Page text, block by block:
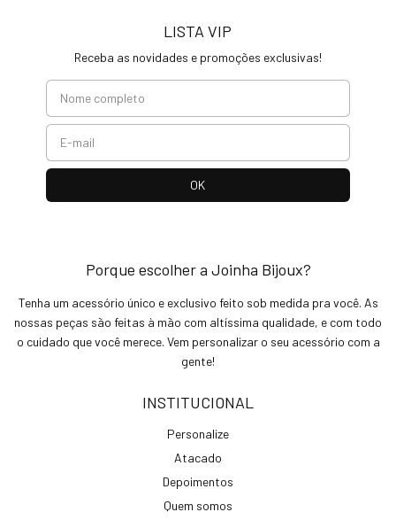
LISTA VIP
Receba as novidades e promoções exclusivas!
Porque escolher a Joinha Bijoux?
Tenha um acessório único e exclusivo feito sob medida pra você. As
nossas peças são feitas à mão com altíssima qualidade, e com todo
o cuidado que você merece. Vem personalizar o seu acessório com a
gente!
INSTITUCIONAL
Personalize
Atacado
Depoimentos
Quem somos